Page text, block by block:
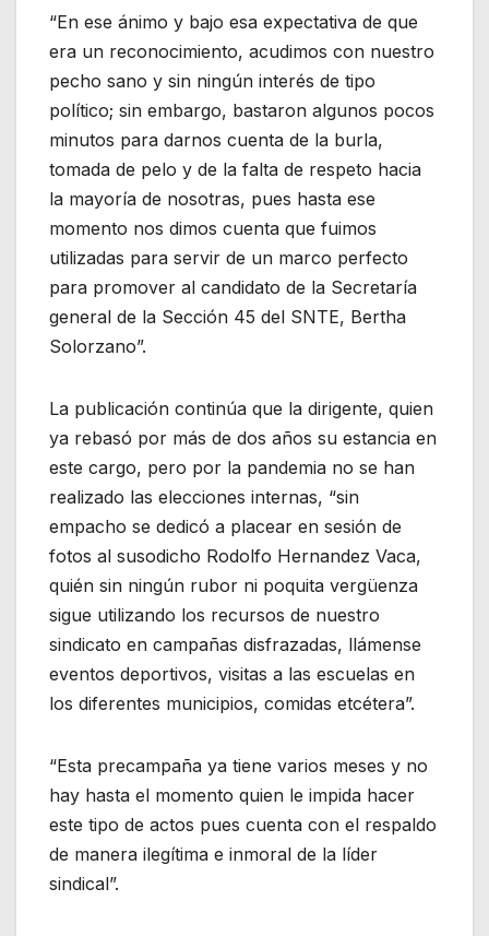
“En ese ánimo y bajo esa expectativa de que
era un reconocimiento, acudimos con nuestro
pecho sano y sin ningún interés de tipo
político; sin embargo, bastaron algunos pocos
minutos para darnos cuenta de la burla,
tomada de pelo y de la falta de respeto hacia
la mayoría de nosotras, pues hasta ese
momento nos dimos cuenta que fuimos
utilizadas para servir de un marco perfecto
para promover al candidato de la Secretaría
general de la Sección 45 del SNTE, Bertha
Solorzano”.
La publicación continúa que la dirigente, quien
ya rebasó por más de dos años su estancia en
este cargo, pero por la pandemia no se han
realizado las elecciones internas, “sin
empacho se dedicó a placear en sesión de
fotos al susodicho Rodolfo Hernandez Vaca,
quién sin ningún rubor ni poquita vergüenza
sigue utilizando los recursos de nuestro
sindicato en campañas disfrazadas, llámense
eventos deportivos, visitas a las escuelas en
los diferentes municipios, comidas etcétera”.
“Esta precampaña ya tiene varios meses y no
hay hasta el momento quien le impida hacer
este tipo de actos pues cuenta con el respaldo
de manera ilegítima e inmoral de la líder
sindical”.